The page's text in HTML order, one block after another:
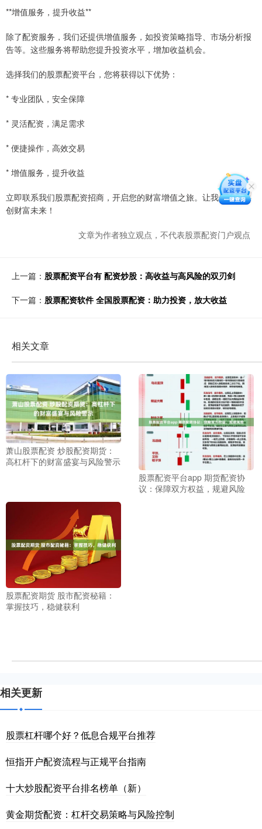
**增值服务，提升收益**
除了配资服务，我们还提供增值服务，如投资策略指导、市场分析报
告等。这些服务将帮助您提升投资水平，增加收益机会。
选择我们的股票配资平台，您将获得以下优势：
* 专业团队，安全保障
* 灵活配资，满足需求
* 便捷操作，高效交易
* 增值服务，提升收益
立即联系我们股票配资招商，开启您的财富增值之旅。让我们携手共
创财富未来！
文章为作者独立观点，不代表股票配资门户观点
上一篇： 股票配资平台有 配资炒股：高收益与高风险的双刃剑
下一篇： 股票配资软件 全国股票配资：助力投资，放大收益
相关文章
萧山股票配资 炒股配资期货：
高杠杆下的财富盛宴与风险警示
股票配资平台app 期货配资协
议：保障双方权益，规避风险
股票配资期货 股市配资秘籍：
掌握技巧，稳健获利
相关更新
股票杠杆哪个好？低息合规平台推荐
恒指开户配资流程与正规平台指南
十大炒股配资平台排名榜单（新）
黄金期货配资：杠杆交易策略与风险控制